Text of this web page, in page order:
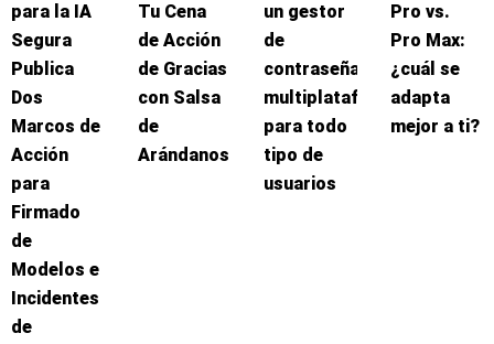
para la IA
Segura
Publica
Dos
Marcos de
Acción
para
Firmado
de
Modelos e
Incidentes
de
Tu Cena
de Acción
de Gracias
con Salsa
de
Arándanos
un gestor
de
contraseñas
multiplataforma
para todo
tipo de
usuarios
Pro vs.
Pro Max:
¿cuál se
adapta
mejor a ti?